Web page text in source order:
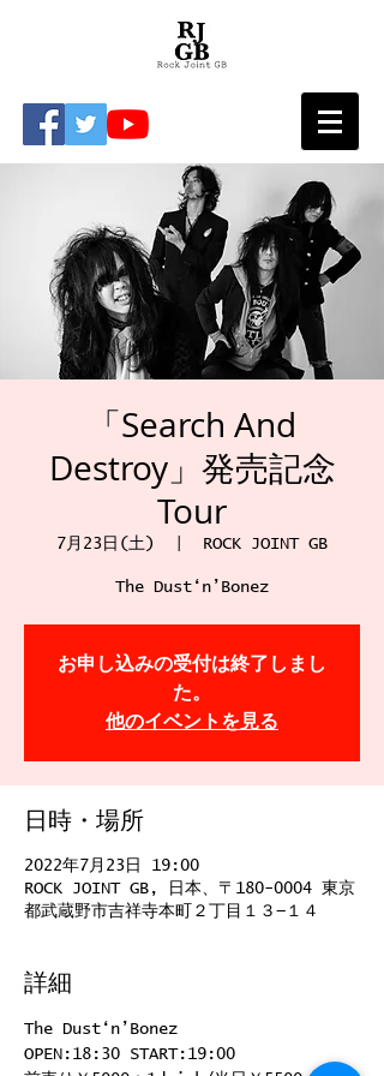
「Search And
Destroy」発売記念
Tour
7月23日(土) ROCK JOINT GB
The Dust‘n’Bonez
お申し込みの受付は終了しまし
た。
他のイベントを見る
日時・場所
2022年7月23日 19:00
ROCK JOINT GB, 日本、〒180-0004 東京
都武蔵野市吉祥寺本町２丁目１３−１４
詳細
The Dust‘n’Bonez
OPEN:18:30 START:19:00